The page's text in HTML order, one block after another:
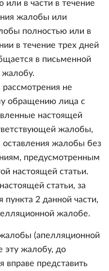
или в части в течение
жалобы или
полностью или в
в течение трех дней
в письменной
не
обращению лица с
настоящей
жалобы,
оставления жалобы без
предусмотренным
настоящей статьи.
статьи, за
2 данной части,
жалобе.
(апелляционной
эту жалобу, до
вправе представить